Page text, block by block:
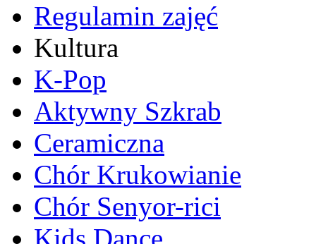
Regulamin zajęć
Kultura
K-Pop
Aktywny Szkrab
Ceramiczna
Chór Krukowianie
Chór Senyor-rici